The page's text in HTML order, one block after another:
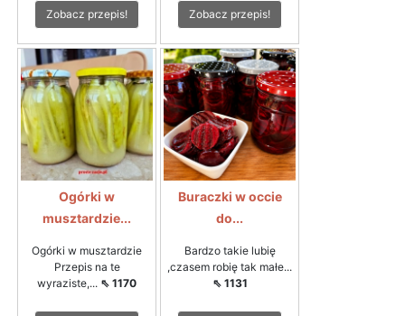
Zobacz przepis!
Zobacz przepis!
Ogórki w
musztardzie...
Ogórki w musztardzie
Przepis na te
wyraziste,... ⇖ 1170
Buraczki w occie
do...
Bardzo takie lubię
,czasem robię tak małe...
⇖ 1131